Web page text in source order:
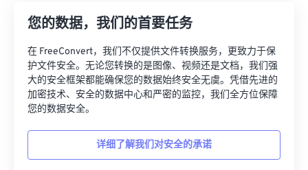
您的数据，我们的首要任务
在 FreeConvert，我们不仅提供文件转换服务，更致力于保
护文件安全。无论您转换的是图像、视频还是文档，我们强
大的安全框架都能确保您的数据始终安全无虞。凭借先进的
加密技术、安全的数据中心和严密的监控，我们全方位保障
您的数据安全。
详细了解我们对安全的承诺